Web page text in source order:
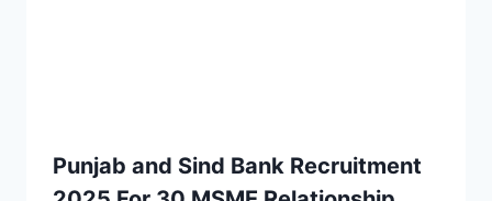
Punjab and Sind Bank Recruitment